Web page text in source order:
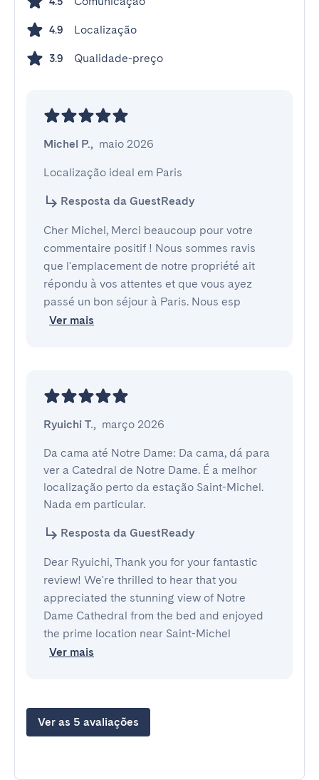
4.9 Localização
3.9 Qualidade-preço
Michel P., maio 2026
Localização ideal em Paris
Resposta da GuestReady
Cher Michel, Merci beaucoup pour votre
commentaire positif ! Nous sommes ravis
que l'emplacement de notre propriété ait
répondu à vos attentes et que vous ayez
passé un bon séjour à Paris. Nous esp
Ver mais
Ryuichi T., março 2026
Da cama até Notre Dame: Da cama, dá para
ver a Catedral de Notre Dame. É a melhor
localização perto da estação Saint-Michel.
Nada em particular.
Resposta da GuestReady
Dear Ryuichi, Thank you for your fantastic
review! We're thrilled to hear that you
appreciated the stunning view of Notre
Dame Cathedral from the bed and enjoyed
the prime location near Saint-Michel
Ver mais
Ver as 5 avaliações